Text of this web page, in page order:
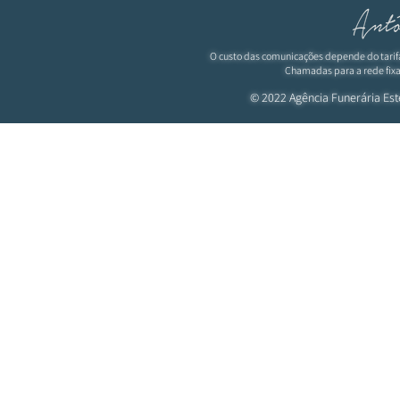
O custo das comunicações depende do
Chamadas para a rede
© 2022 Agência Funerária